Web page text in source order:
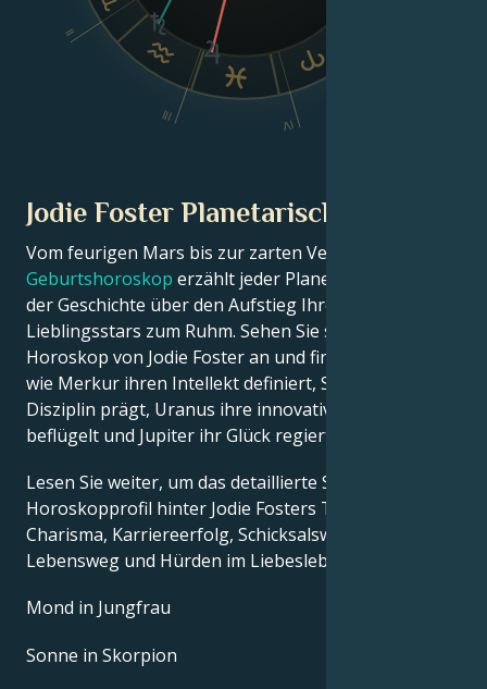
II
III
IV
Jodie Foster Planetarische Position
Vom feurigen Mars bis zur zarten Venus – in diesem
Geburtshoroskop erzählt jeder Planet seinen Teil
der Geschichte über den Aufstieg Ihres
Lieblingsstars zum Ruhm. Sehen Sie sich das Astro-
Horoskop von Jodie Foster an und finden Sie heraus,
wie Merkur ihren Intellekt definiert, Saturn ihre
Disziplin prägt, Uranus ihre innovativen Ideen
beflügelt und Jupiter ihr Glück regiert.
Lesen Sie weiter, um das detaillierte Sternzeichen-
Horoskopprofil hinter Jodie Fosters Talent,
Charisma, Karriereerfolg, Schicksalswendungen,
Lebensweg und Hürden im Liebesleben zu erkunden.
Mond in Jungfrau
Sonne in Skorpion